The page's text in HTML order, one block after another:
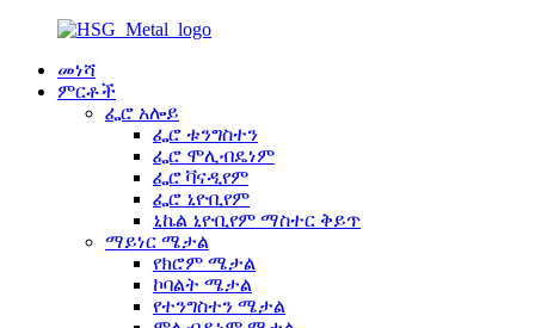
መነሻ
ምርቶች
ፌሮ አሎይ
ፌሮ ቱንግስተን
ፌሮ ሞሊብዴነም
ፌሮ ቫናዲየም
ፌሮ ኒዮቢየም
ኒኬል ኒዮቢየም ማስተር ቅይጥ
ማይነር ሜታል
የክሮም ሜታል
ኮባልት ሜታል
የተንግስተን ሜታል